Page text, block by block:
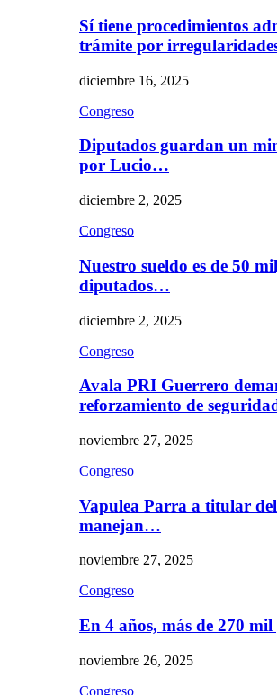
Sí tiene procedimientos
trámite por
diciembre 16, 2025
Congreso
Diputados guardan un
por Lucio…
diciembre 2, 2025
Congreso
Nuestro sueldo es de 50
diputados…
diciembre 2, 2025
Congreso
Avala PRI Guerrero
reforzamiento de
noviembre 27, 2025
Congreso
Vapulea Parra a titular
manejan…
noviembre 27, 2025
Congreso
En 4 años, más de 270
noviembre 26, 2025
Congreso